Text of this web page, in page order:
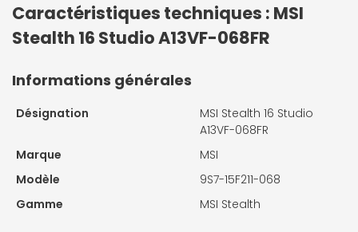
Caractéristiques techniques : MSI
Stealth 16 Studio A13VF-068FR
Informations générales
Désignation
MSI Stealth 16 Studio
A13VF-068FR
Marque
MSI
Modèle
9S7-15F211-068
Gamme
MSI Stealth